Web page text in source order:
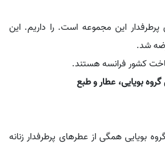
این مجموعه است. را داریم. این
کشور فرانسه هستند.
بویایی، عطار و طبع
بویایی همگی از عطرهای پرطرفدار زنانه